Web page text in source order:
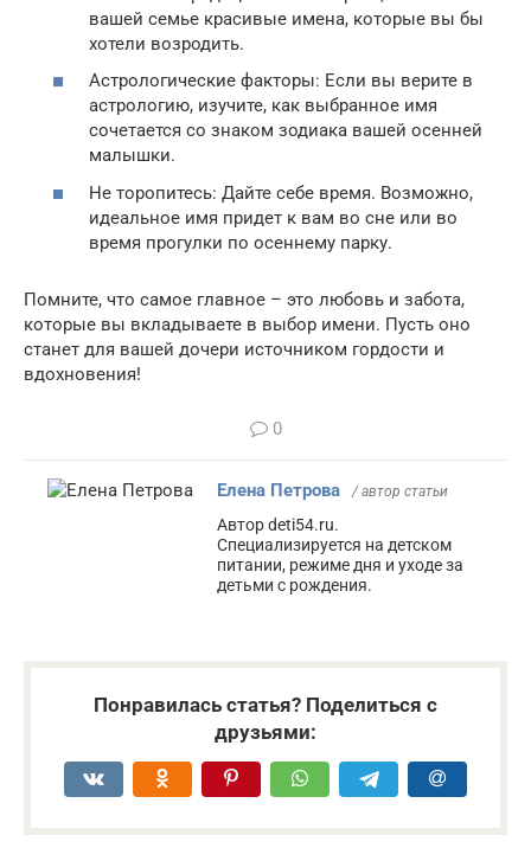
вашей семье красивые имена, которые вы бы
хотели возродить.
Астрологические факторы: Если вы верите в
астрологию, изучите, как выбранное имя
сочетается со знаком зодиака вашей осенней
малышки.
Не торопитесь: Дайте себе время. Возможно,
идеальное имя придет к вам во сне или во
время прогулки по осеннему парку.
Помните, что самое главное – это любовь и забота,
которые вы вкладываете в выбор имени. Пусть оно
станет для вашей дочери источником гордости и
вдохновения!
0
Елена Петрова / автор статьи
Автор deti54.ru.
Специализируется на детском
питании, режиме дня и уходе за
детьми с рождения.
Понравилась статья? Поделиться с
друзьями: